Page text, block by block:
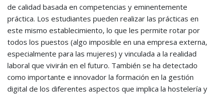
de calidad basada en competencias y eminentemente
práctica. Los estudiantes pueden realizar las prácticas en
este mismo establecimiento, lo que les permite rotar por
todos los puestos (algo imposible en una empresa externa,
especialmente para las mujeres) y vinculada a la realidad
laboral que vivirán en el futuro. También se ha detectado
como importante e innovador la formación en la gestión
digital de los diferentes aspectos que implica la hostelería y